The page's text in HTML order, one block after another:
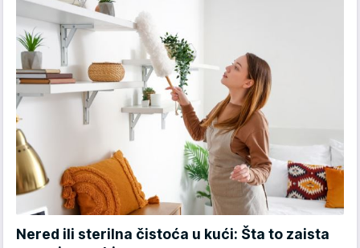
Nered ili sterilna čistoća u kući: Šta to zaista